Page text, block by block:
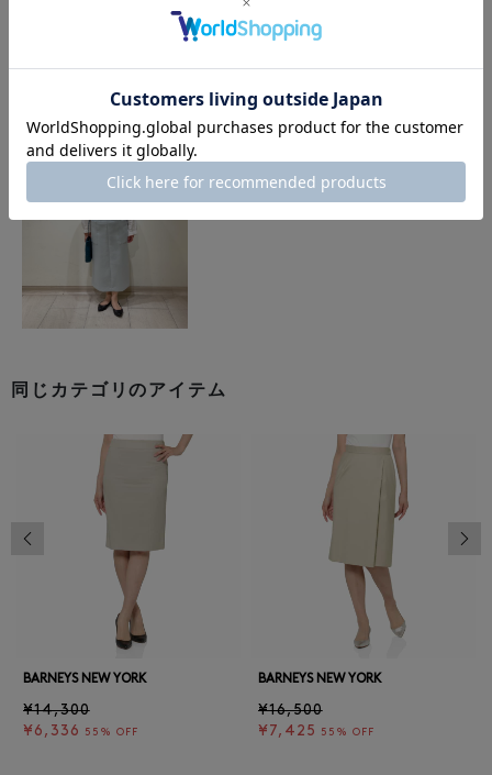
このアイテムを使用したスタイリング
同じカテゴリのアイテム
BARNEYS NEW YORK
¥14,300
¥6,336
55% OFF
BARNEYS NEW YORK
¥16,500
¥7,425
55% OFF
前の画像